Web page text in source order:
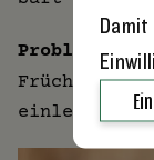
Problem
Früchte
einlegen.